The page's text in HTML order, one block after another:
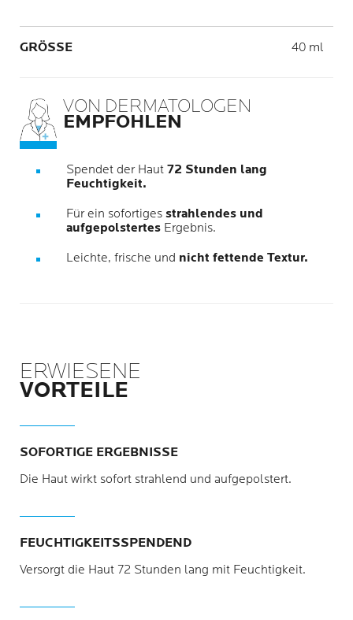
GRÖSSE Volume
40 ml
VON DERMATOLOGEN
EMPFOHLEN
Spendet der Haut 72 Stunden lang
Feuchtigkeit.
Für ein sofortiges strahlendes und
aufgepolstertes Ergebnis.
Leichte, frische und nicht fettende Textur.
ERWIESENE
VORTEILE
SOFORTIGE ERGEBNISSE
Die Haut wirkt sofort strahlend und aufgepolstert.
FEUCHTIGKEITSSPENDEND
Versorgt die Haut 72 Stunden lang mit Feuchtigkeit.